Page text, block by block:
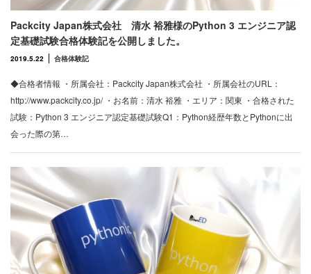
Packcity Japan株式会社 清水 裕雅様のPython 3 エンジニア認
定基礎試験合格体験記を公開しました。
2019.5.22 合格体験記
◆合格者情報 ・所属会社：Packcity Japan株式会社 ・所属会社のURL：
http://www.packcity.co.jp/ ・お名前：清水 裕雅 ・エリア：関東 ・合格された
試験：Python 3 エンジニア認定基礎試験Q1：Python経歴年数とPythonに出
会った際の第…